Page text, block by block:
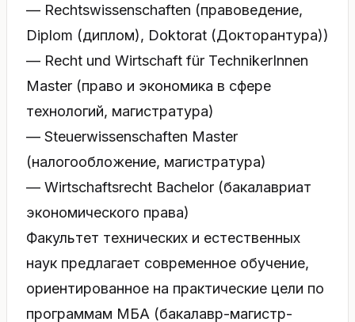
— Rechtswissenschaften (правоведение,
Diplom (диплом), Doktorat (Докторантура))
— Recht und Wirtschaft für TechnikerInnen
Master (право и экономика в сфере
технологий, магистратура)
— Steuerwissenschaften Master
(налогообложение, магистратура)
— Wirtschaftsrecht Bachelor (бакалавриат
экономического права)
Факультет технических и естественных
наук предлагает современное обучение,
ориентированное на практические цели по
программам МБА (бакалавр-магистр-